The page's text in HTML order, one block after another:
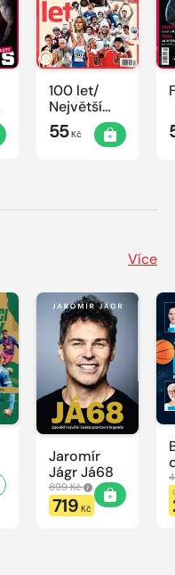
100 let/
Největší
okamžiky
českého
55Kč
Více
Jaromír
Jágr Já68
899 Kč
719 Kč